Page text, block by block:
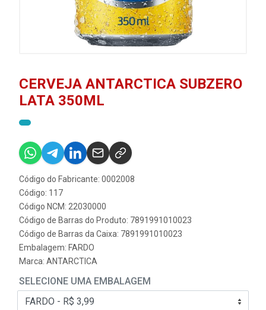
CERVEJA ANTARCTICA SUBZERO
LATA 350ML
Código do Fabricante: 0002008
Código: 117
Código NCM: 22030000
Código de Barras do Produto: 7891991010023
Código de Barras da Caixa: 7891991010023
Embalagem: FARDO
Marca: ANTARCTICA
SELECIONE UMA EMBALAGEM